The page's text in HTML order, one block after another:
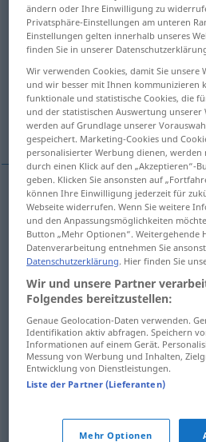
Übersicht aller
(Für mehr Details die Übersetzung
verlassen, aufgeben
ablegen
verlassen quitterpersonne,
aufgeben quittermétier
verlassen quitter personne
ändern oder Ihre Einwilligung zu
Privatsphäre-Einstellungen am unteren
Einstellungen gelten innerhalb unseres
finden Sie in unserer
Wir verwenden Cookies, damit Sie unsere
und wir besser mit Ihnen kommunizieren
funktionale und statistische Cookies, die
und der statistischen Auswertung unserer
werden auf Grundlage unserer
gespeichert. Marketing-Cookies und
personalisierter Werbung dienen, werden
durch einen Klick auf den „Akzeptieren“-
geben. Klicken Sie ansonsten auf
können Ihre Einwilligung jederzeit für
Webseite widerrufen. Wenn Sie weitere
und den Anpassungsmöglichkeiten
Button „Mehr Optionen“. Weitergehende
Datenverarbeitung entnehmen Sie
Datenschutzerklärung. Hier finden Sie
Wir und unsere Partner
Folgendes bereitzustellen:
Genaue Geolocation-Daten verwenden.
Identifikation aktiv abfragen. Speichern
Informationen auf einem Gerät.
Messung von Werbung und Inhalten,
Entwicklung von Dienstleistungen.
Liste der Partner (Lieferanten)
Mehr Optionen